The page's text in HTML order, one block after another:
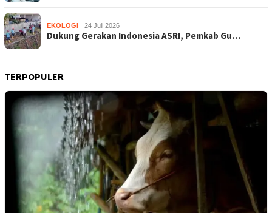
EKOLOGI 24 Juli 2026
Dukung Gerakan Indonesia ASRI, Pemkab Gu…
TERPOPULER